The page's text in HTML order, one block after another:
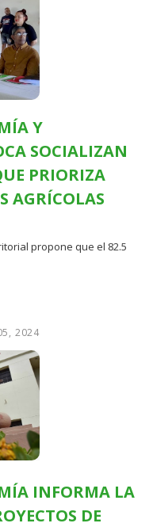
Y
SOCIALIZAN
PRIORIZA
AGRÍCOLAS
propone que el 82.5
2024
INFORMA LA
DE